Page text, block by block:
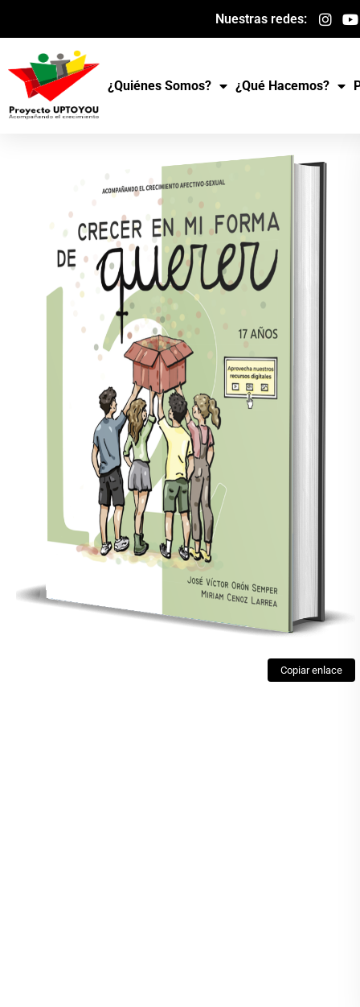
al
contenido
Nuestras redes:
¿Quiénes Somos? ¿Qué Hacemos?
Copiar enlace